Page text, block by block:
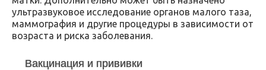
ультразвуковое исследование органов малого таза,
маммография и другие процедуры в зависимости от
возраста и риска заболевания.
Вакцинация и прививки